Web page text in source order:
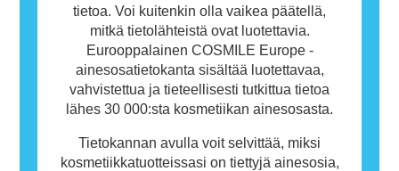
tietoa. Voi kuitenkin olla vaikea päätellä,
mitkä tietolähteistä ovat luotettavia.
Eurooppalainen COSMILE Europe -
ainesosatietokanta sisältää luotettavaa,
vahvistettua ja tieteellisesti tutkittua tietoa
lähes 30 000:sta kosmetiikan ainesosasta.
Tietokannan avulla voit selvittää, miksi
kosmetiikkatuotteissasi on tiettyjä ainesosia,